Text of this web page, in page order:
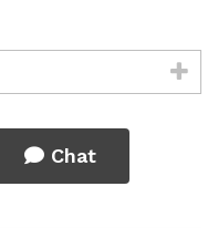
Chat